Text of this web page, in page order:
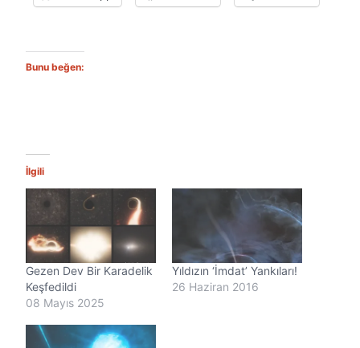
Bunu beğen:
İlgili
Gezen Dev Bir Karadelik
Keşfedildi
08 Mayıs 2025
Yıldızın ‘İmdat’ Yankıları!
26 Haziran 2016